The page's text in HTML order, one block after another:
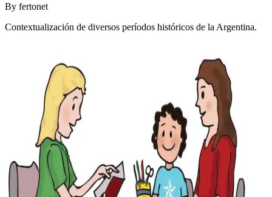
By fertonet
Contextualización de diversos períodos históricos de la Argentina.